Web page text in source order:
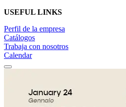
USEFUL LINKS
Perfil de la empresa
Catálogos
Trabaja con nosotros
Calendar